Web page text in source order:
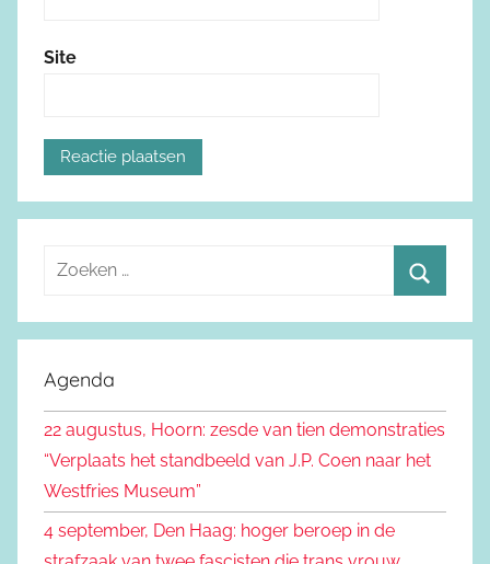
Site
e
e
n
r
o
e
n
Agenda
22 augustus, Hoorn: zesde van tien demonstraties
“Verplaats het standbeeld van J.P. Coen naar het
Westfries Museum”
4 september, Den Haag: hoger beroep in de